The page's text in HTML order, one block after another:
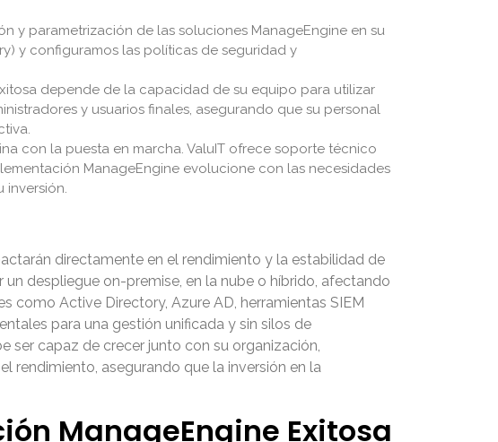
y parametrización de las soluciones ManageEngine en su
y configuramos las políticas de seguridad y
depende de la capacidad de su equipo para utilizar
y usuarios finales, asegurando que su personal
con la puesta en marcha. ValuIT ofrece soporte técnico
ManageEngine evolucione con las necesidades
inversión.
directamente en el rendimiento y la estabilidad de
despliegue on-premise, en la nube o híbrido, afectando
como Active Directory, Azure AD, herramientas SIEM
para una gestión unificada y sin silos de
ser capaz de crecer junto con su organización,
rendimiento, asegurando que la inversión en la
ManageEngine Exitosa